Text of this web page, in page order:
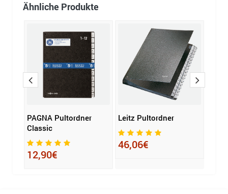
Ähnliche Produkte
PAGNA Pultordner
Classic
12,90€
Leitz Pultordner
46,06€